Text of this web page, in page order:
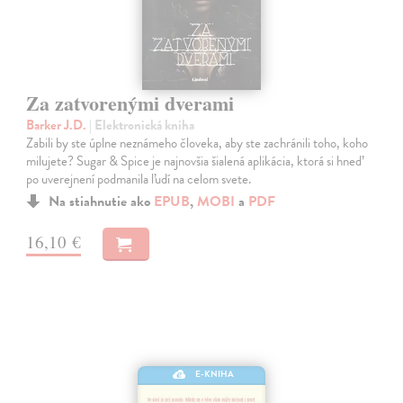
Za zatvorenými dverami
Barker J.D. | Elektronická kniha
Zabili by ste úplne neznámeho človeka, aby ste zachránili toho, koho
milujete? Sugar & Spice je najnovšia šialená aplikácia, ktorá si hneď
po uverejnení podmanila ľudí na celom svete.
Na stiahnutie ako EPUB, MOBI a PDF
16,10 €
E-KNIHA